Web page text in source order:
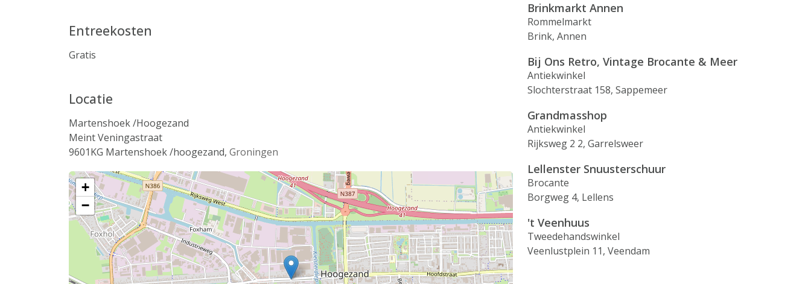
Entreekosten
Gratis
Locatie
Martenshoek /Hoogezand
Meint Veningastraat
9601KG Martenshoek /hoogezand, Groningen
+
−
Brinkmarkt Annen
Rommelmarkt
Brink, Annen
Bij Ons Retro, Vintage Brocante & Meer
Antiekwinkel
Slochterstraat 158, Sappemeer
Grandmasshop
Antiekwinkel
Rijksweg 2 2, Garrelsweer
Lellenster Snuusterschuur
Brocante
Borgweg 4, Lellens
't Veenhuus
Tweedehandswinkel
Veenlustplein 11, Veendam